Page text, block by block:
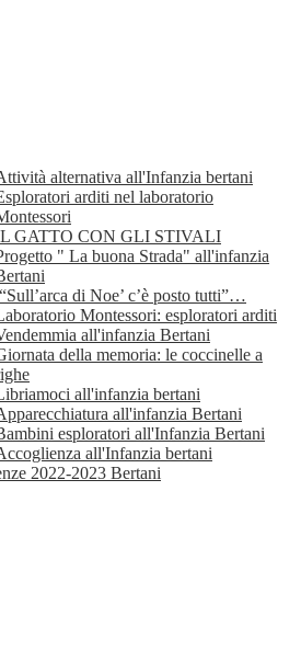
alternativa all'Infanzia bertani
arditi nel laboratorio
GATTO CON GLI STIVALI
" La buona Strada" all'infanzia
“Sull’arca di Noe’ c’è posto tutti”…
Montessori: esploratori arditi
all'infanzia Bertani
della memoria: le coccinelle a
all'infanzia bertani
all'infanzia Bertani
esploratori all'Infanzia Bertani
all'Infanzia bertani
2022-2023 Bertani